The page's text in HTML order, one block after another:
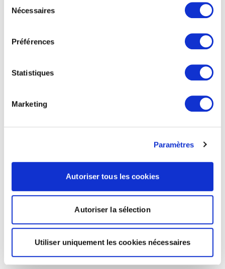
Nécessaires
Préférences
Statistiques
Marketing
Paramètres
Autoriser tous les cookies
Autoriser la sélection
Utiliser uniquement les cookies nécessaires